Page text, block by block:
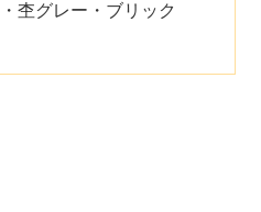
杢グレー・ブリック